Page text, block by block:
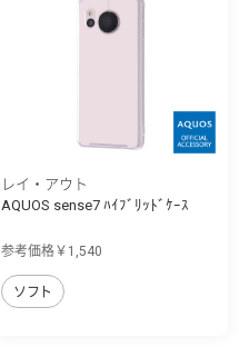
レイ・アウト
AQUOS sense7 ﾊｲﾌﾞﾘｯﾄﾞｹｰｽ
参考価格￥1,540
ソフト